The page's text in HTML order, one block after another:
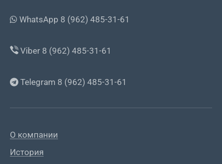
WhatsApp 8 (962) 485-31-61
Viber 8 (962) 485-31-61
Telegram 8 (962) 485-31-61
О компании
История